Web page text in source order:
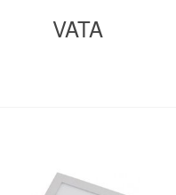
VATA